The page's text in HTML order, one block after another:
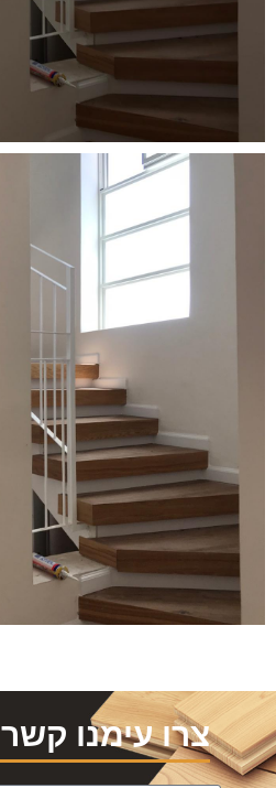
צרו עימנו קשר